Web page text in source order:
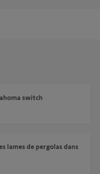
switch